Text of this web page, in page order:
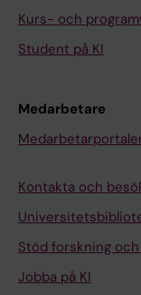
Kurs- och
Student på KI
Medarbetare
Kontakta och
Stöd forskning
Jobba på KI